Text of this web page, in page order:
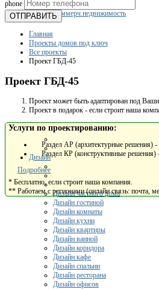
Склады
Коммерч.недвижимость
Дизайн
Дизайн частного дома
Дизайн гостиной
Дизайн комнаты
Дизайн кухни
Дизайн квартиры
Дизайн ванной
Дизайн коридора
Дизайн кафе
Дизайн спальни
Дизайн ресторана
Дизайн офисов
phone
ОТПРАВИТЬ
Главная
Проекты домов под ключ
Все проекты
Проект ГБД-45
Проект ГБД-45
Проект может быть адаптирован под
Проект в подарок - если строит наша
Услуги по проектированию:
Раздел АР (архитектурные решения)
Раздел КР (конструктивные
Подробнее
* Бесплатно, если строит наша компания.
** Работаем с регионами (онлайн связь: почта,